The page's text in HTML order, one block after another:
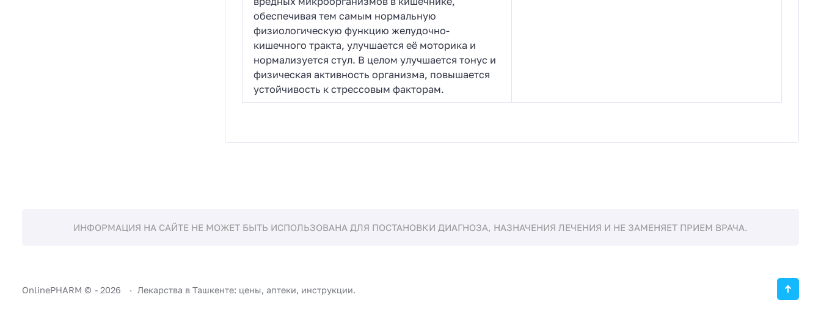
обеспечивая тем самым нормальную
физиологическую функцию желудочно-
кишечного тракта, улучшается её моторика и
нормализуется стул. В целом улучшается тонус и
физическая активность организма, повышается
устойчивость к стрессовым факторам.
ИНФОРМАЦИЯ НА САЙТЕ НЕ МОЖЕТ БЫТЬ ИСПОЛЬЗОВАНА ДЛЯ ПОСТАНОВКИ ДИАГНОЗА, НАЗНАЧЕНИЯ ЛЕЧЕНИЯ И НЕ ЗАМЕНЯЕТ ПРИЕМ ВРАЧА.
OnlinePHARM © - 2026 Лекарства в Ташкенте: цены, аптеки, инструкции.